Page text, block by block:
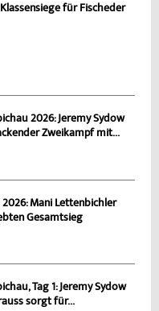
für Fischeder
2026: Jeremy Sydow
Zweikampf mit...
Mani Lettenbichler
Gesamtsieg
Tag 1: Jeremy Sydow
sorgt für...